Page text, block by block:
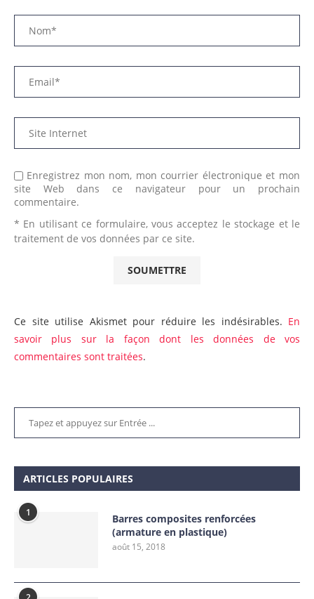
Enregistrez mon nom, mon courrier électronique et mon
site Web dans ce navigateur pour un prochain
commentaire.
* En utilisant ce formulaire, vous acceptez le stockage et le
traitement de vos données par ce site.
Ce site utilise Akismet pour réduire les indésirables. En
savoir plus sur la façon dont les données de vos
commentaires sont traitées.
ARTICLES POPULAIRES
1
Barres composites renforcées
(armature en plastique)
août 15, 2018